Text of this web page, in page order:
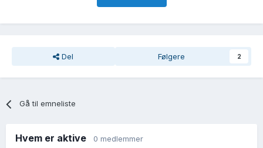
Del Følgere 2
Gå til emneliste
Hvem er aktive 0 medlemmer